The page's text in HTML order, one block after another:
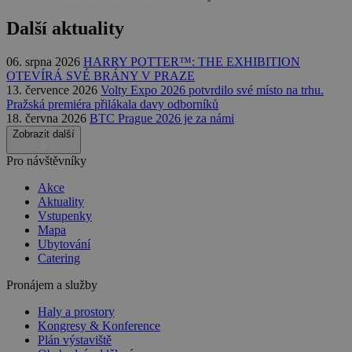
Další aktuality
06. srpna 2026 HARRY POTTER™: THE EXHIBITION
OTEVÍRÁ SVÉ BRÁNY V PRAZE
13. července 2026 Volty Expo 2026 potvrdilo své místo na trhu.
Pražská premiéra přilákala davy odborníků
18. června 2026 BTC Prague 2026 je za námi
Zobrazit další
Pro návštěvníky
Akce
Aktuality
Vstupenky
Mapa
Ubytování
Catering
Pronájem a služby
Haly a prostory
Kongresy & Konference
Plán výstaviště